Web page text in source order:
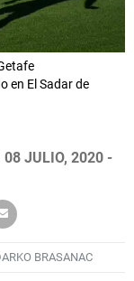
en El Sadar de
08 JULIO, 2020 -
BRASANAC